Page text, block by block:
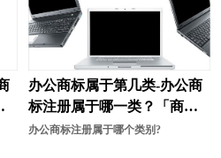
源商标注册
具商标注册
商标注册
办公商标属于第几类-办公商
标注册属于哪一类？「商标
分类」
办公商标注册属于哪个类别?